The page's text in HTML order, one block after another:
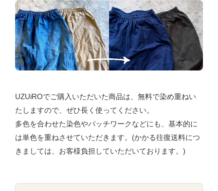
UZUiROでご購入いただいた商品は、無料で染め重ねい
たしますので、ぜひ長く使ってください。
多色を合わせた染色やパッチワークなどにも、基本的に
は単色を重ねさせていただきます。(かかる往復送料につ
きましては、お客様負担していただいております。)